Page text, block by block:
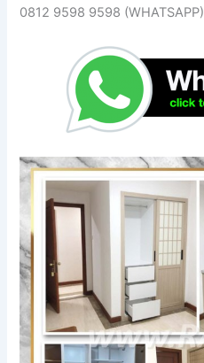
0812 9598 9598 (WHATSAPP)